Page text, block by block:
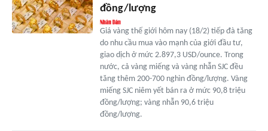
đồng/lượng
Giá vàng thế giới hôm nay (18/2) tiếp đà tăng
do nhu cầu mua vào mạnh của giới đầu tư,
giao dịch ở mức 2.897,3 USD/ounce. Trong
nước, cả vàng miếng và vàng nhẫn SJC đều
tăng thêm 200-700 nghìn đồng/lượng. Vàng
miếng SJC niêm yết bán ra ở mức 90,8 triệu
đồng/lượng; vàng nhẫn 90,6 triệu
đồng/lượng.